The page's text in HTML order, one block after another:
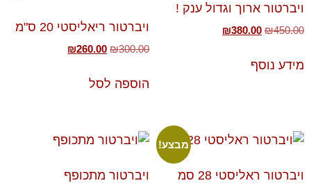
ויברטור ארוך וגדול ענק !
₪450.00
₪380.00
מידע נוסף
ויברטור ריאליסטי 20 ס"מ
₪300.00
₪260.00
הוספה לסל
מבצע!
ויברטור ראליסטי 28 סמ ויברטור מתכופף